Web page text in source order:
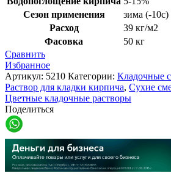
Сезон применения
зима (-10с)
Расход
39 кг/м2
Фасовка
50 кг
Сравнить
Избранное
Артикул: 5210 Категории: Кладочные
Раствор для кладки кирпича, Сухие
Цветные кладочные растворы
Поделиться